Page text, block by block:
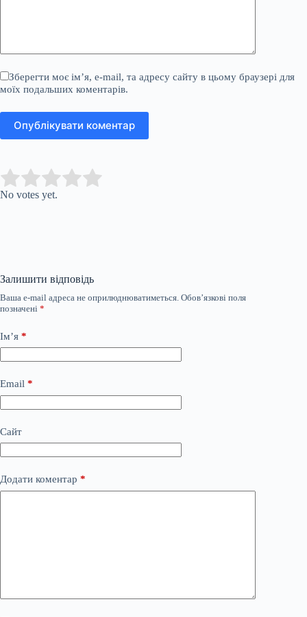
Зберегти моє ім’я, e-mail, та адресу сайту в цьому браузері для
моїх подальших коментарів.
Опублікувати коментар
Rate this item:
No votes yet.
Залишити відповідь
Ваша e-mail адреса не оприлюднюватиметься. Обов’язкові поля
позначені *
Ім’я *
Email *
Сайт
Додати коментар *